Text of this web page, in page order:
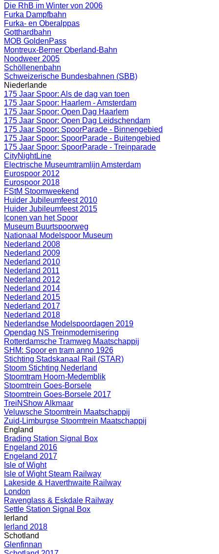
Die RhB im Winter von 2006
Furka Dampfbahn
Furka- en Oberalppas
Gotthardbahn
MOB GoldenPass
Montreux-Berner Oberland-Bahn
Noodweer 2005
Schöllenenbahn
Schweizerische Bundesbahnen (SBB)
Niederlande
175 Jaar Spoor: Als de dag van toen
175 Jaar Spoor: Haarlem - Amsterdam
175 Jaar Spoor: Open Dag Haarlem
175 Jaar Spoor: Open Dag Leidschendam
175 Jaar Spoor: SpoorParade - Binnengebied
175 Jaar Spoor: SpoorParade - Buitengebied
175 Jaar Spoor: SpoorParade - Treinparade
CityNightLine
Electrische Museumtramlijn Amsterdam
Eurospoor 2012
Eurospoor 2018
FStM Stoomweekend
Huider Jubileumfeest 2010
Huider Jubileumfeest 2015
Iconen van het Spoor
Museum Buurtspoorweg
Nationaal Modelspoor Museum
Nederland 2008
Nederland 2009
Nederland 2010
Nederland 2011
Nederland 2012
Nederland 2014
Nederland 2015
Nederland 2017
Nederland 2018
Nederlandse Modelspoordagen 2019
Opendag NS Treinmodernisering
Rotterdamsche Tramweg Maatschappij
SHM: Spoor en tram anno 1926
Stichting Stadskanaal Rail (STAR)
Stoom Stichting Nederland
Stoomtram Hoorn-Medemblik
Stoomtrein Goes-Borsele
Stoomtrein Goes-Borsele 2017
TreiNShow Alkmaar
Veluwsche Stoomtrein Maatschappij
Zuid-Limburgse Stoomtrein Maatschappij
England
Brading Station Signal Box
Engeland 2016
Engeland 2017
Isle of Wight
Isle of Wight Steam Railway
Lakeside & Haverthwaite Railway
London
Ravenglass & Eskdale Railway
Settle Station Signal Box
Ierland
Ierland 2018
Schotland
Glenfinnan